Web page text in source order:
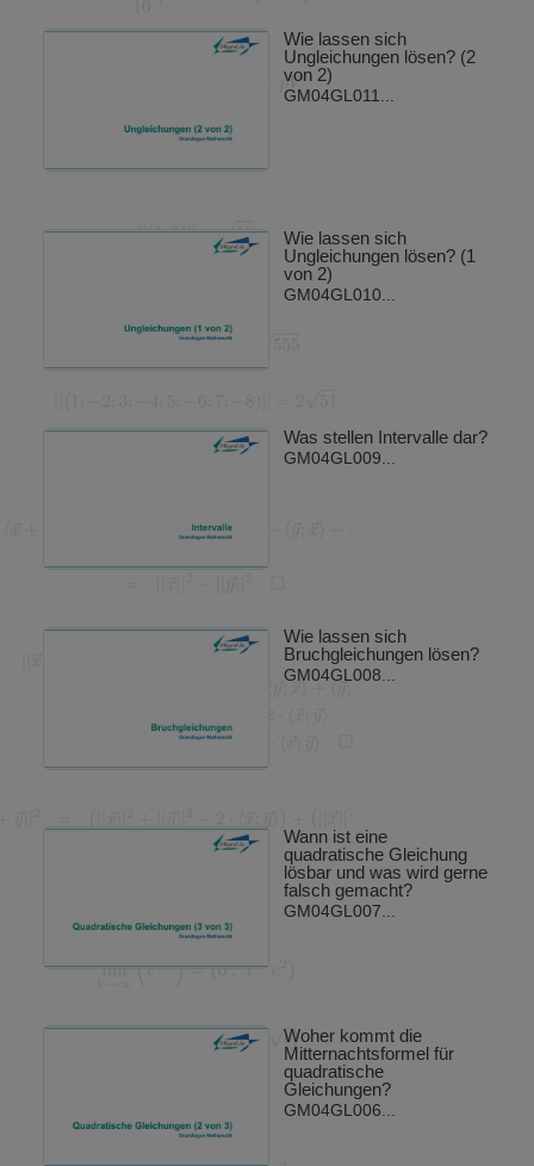
Wie lassen sich
Ungleichungen lösen? (2
von 2)
GM04GL011...
Wie lassen sich
Ungleichungen lösen? (1
von 2)
GM04GL010...
Was stellen Intervalle dar?
GM04GL009...
Wie lassen sich
Bruchgleichungen lösen?
GM04GL008...
Wann ist eine
quadratische Gleichung
lösbar und was wird gerne
falsch gemacht?
GM04GL007...
Woher kommt die
Mitternachtsformel für
quadratische
Gleichungen?
GM04GL006...